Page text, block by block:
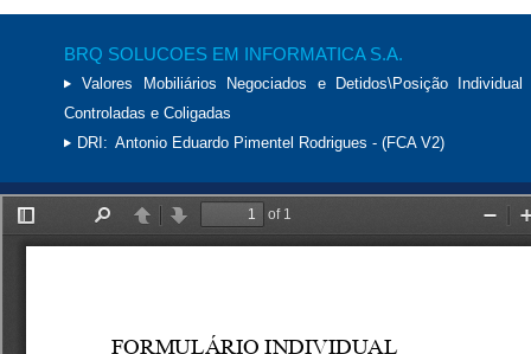
BRQ SOLUCOES EM INFORMATICA S.A.
Valores Mobiliários Negociados e Detidos\Posição
Controladas e Coligadas
DRI: Antonio Eduardo Pimentel Rodrigues - (FCA V2)